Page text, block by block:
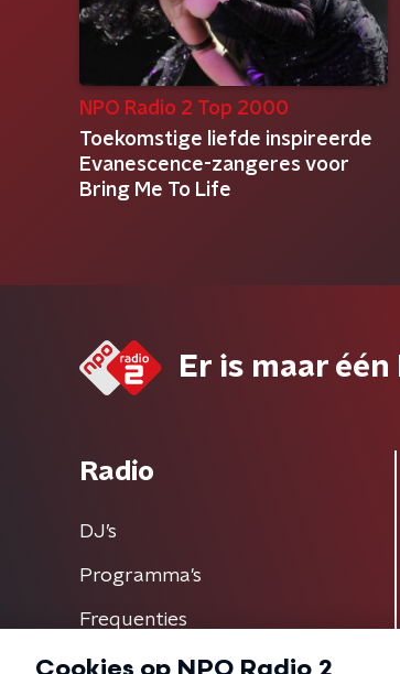
NPO Radio 2 Top 2000
Toekomstige liefde inspireerde
Evanescence-zangeres voor
Bring Me To Life
Er is maar één
Radio
DJ’s
Programma's
Frequenties